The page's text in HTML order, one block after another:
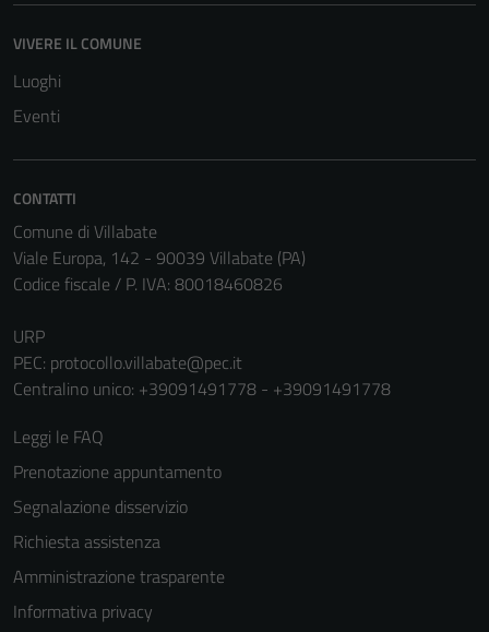
VIVERE IL COMUNE
Luoghi
Eventi
CONTATTI
Comune di Villabate
Viale Europa, 142 - 90039 Villabate (PA)
Codice fiscale / P. IVA: 80018460826
URP
PEC: protocollo.villabate@pec.it
Centralino unico: +39091491778 - +39091491778
Leggi le FAQ
Prenotazione appuntamento
Segnalazione disservizio
Richiesta assistenza
Amministrazione trasparente
Informativa privacy
del sito e non